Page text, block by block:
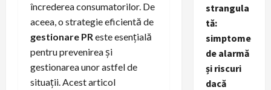
încrederea consumatorilor. De
aceea, o strategie eficientă de
gestionare PReste esențială
pentru prevenirea și
gestionarea unor astfel de
situații. Acest articol
strangula
tă:
simptome
de alarmă
și riscuri
dacă